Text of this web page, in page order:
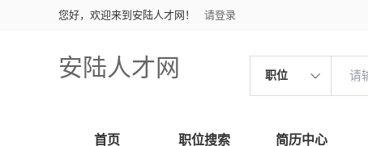
您好，欢迎来到安陆人才网！ 请登录
安陆人才网 职位
首页 职位搜索 简历中心